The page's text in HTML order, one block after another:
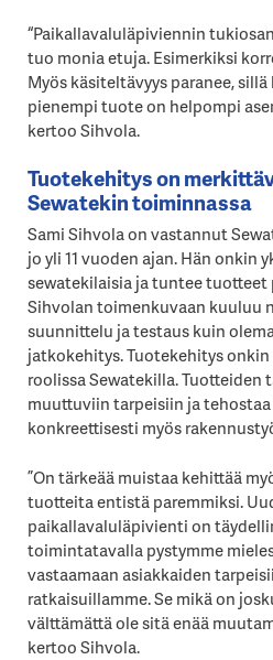
“Paikallavaluläpiviennin
tuo monia etuja. Esimerkiksi
Myös käsiteltävyys paranee,
pienempi tuote on helpompi
kertoo Sihvola.
Tuotekehitys on
Sewatekin toiminnassa
Sami Sihvola on vastannut
jo yli 11 vuoden ajan. Hän onkin
sewatekilaisia ja tuntee tuotteet
Sihvolan toimenkuvaan kuuluu
suunnittelu ja testaus kuin
jatkokehitys. Tuotekehitys
roolissa Sewatekilla. Tuotteiden
muuttuviin tarpeisiin ja
konkreettisesti myös
”On tärkeää muistaa kehittää
tuotteita entistä paremmiksi.
paikallavaluläpivienti on
toimintatavalla pystymme
vastaamaan asiakkaiden
ratkaisuillamme. Se mikä on
välttämättä ole sitä enää
kertoo Sihvola.